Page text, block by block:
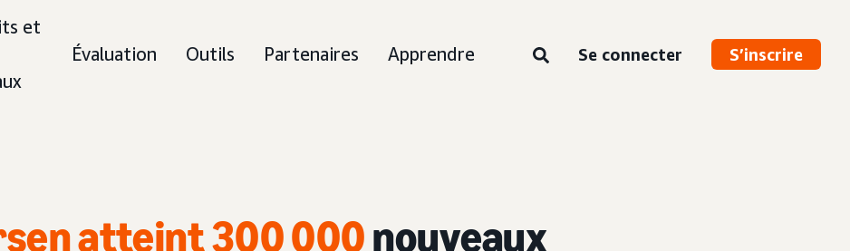
et
Évaluation Outils Partenaires Apprendre Se connecter S’inscrire
atteint 300 000nouveaux